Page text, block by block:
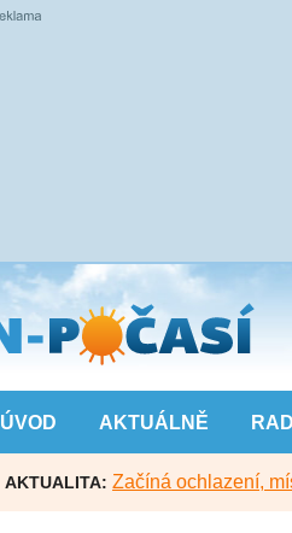
ÚVOD AKTUÁLNĚ
AKTUALITA: Začíná ochlazení,